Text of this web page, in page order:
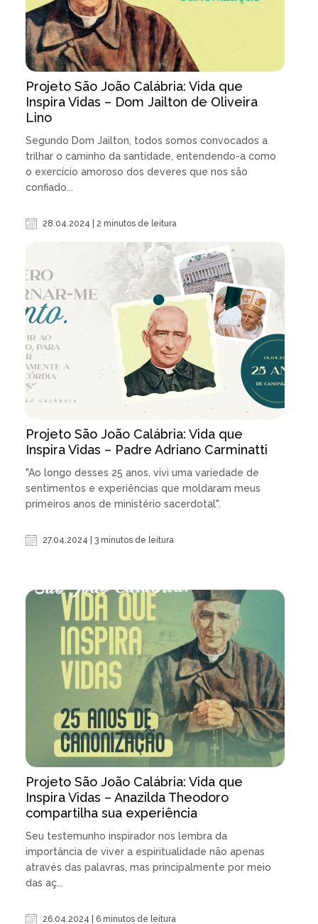
Projeto São João Calábria: Vida que
Inspira Vidas – Dom Jailton de Oliveira
Lino
Segundo Dom Jailton, todos somos convocados a
trilhar o caminho da santidade, entendendo-a como
o exercício amoroso dos deveres que nos são
confiado...
28.04.2024 | 2 minutos de leitura
Projeto São João Calábria: Vida que
Inspira Vidas – Padre Adriano Carminatti
"Ao longo desses 25 anos, vivi uma variedade de
sentimentos e experiências que moldaram meus
primeiros anos de ministério sacerdotal".
27.04.2024 | 3 minutos de leitura
Projeto São João Calábria: Vida que
Inspira Vidas – Anazilda Theodoro
compartilha sua experiência
Seu testemunho inspirador nos lembra da
importância de viver a espiritualidade não apenas
através das palavras, mas principalmente por meio
das aç...
26.04.2024 | 6 minutos de leitura